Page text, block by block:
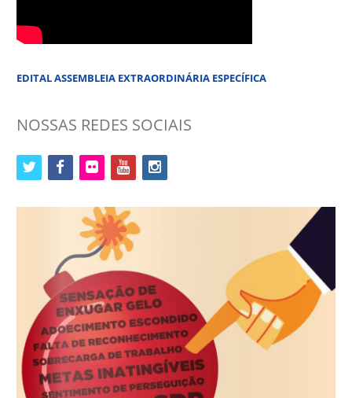
EDITAL ASSEMBLEIA EXTRAORDINÁRIA ESPECÍFICA
NOSSAS REDES SOCIAIS
twitter facebookflickr youtubeinstagram